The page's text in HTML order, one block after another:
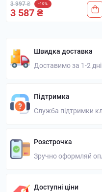
3 997 ₴ -10%
3 587 ₴
Швидка доставка
Доставимо за 1-2
Підтримка
Служба підтримки
Розстрочка
Зручно оформляй
Доступні ціни